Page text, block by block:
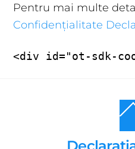
Pentru mai multe
Confidențialitate
<div id="ot-sdk-